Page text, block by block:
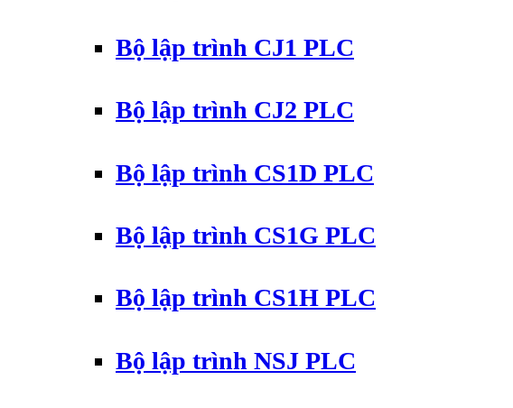
Bộ lập trình CJ1 PLC
Bộ lập trình CJ2 PLC
Bộ lập trình CS1D PLC
Bộ lập trình CS1G PLC
Bộ lập trình CS1H PLC
Bộ lập trình NSJ PLC